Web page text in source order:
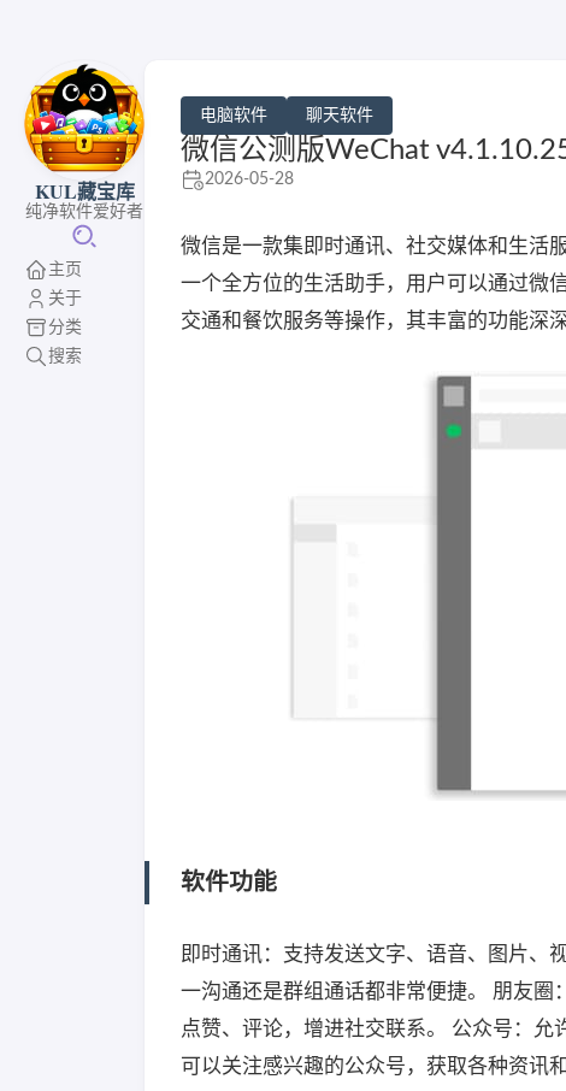
KUL藏宝库
纯净软件爱好者
主页
关于
分类
搜索
电脑软件 聊天软件
微信公测版WeChat
2026-05-28
微信是一款集即时通讯、社交媒体和生活
一个全方位的生活助手，用户可以通过微
交通和餐饮服务等操作，其丰富的功能深
软件功能
即时通讯：支持发送文字、语音、图片、
一沟通还是群组通话都非常便捷。 朋友
点赞、评论，增进社交联系。 公众号：
可以关注感兴趣的公众号，获取各种资讯